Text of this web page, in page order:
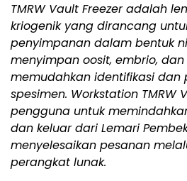
TMRW Vault Freezer adalah
kriogenik yang dirancang
penyimpanan dalam bentuk
menyimpan oosit, embrio,
memudahkan identifikasi dan
spesimen. Workstation TMRW
pengguna untuk
dan keluar dari Lemari
menyelesaikan pesanan
perangkat lunak.